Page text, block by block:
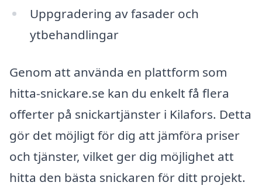
Uppgradering av fasader och
ytbehandlingar
Genom att använda en plattform som
hitta-snickare.se kan du enkelt få flera
offerter på snickartjänster i Kilafors. Detta
gör det möjligt för dig att jämföra priser
och tjänster, vilket ger dig möjlighet att
hitta den bästa snickaren för ditt projekt.